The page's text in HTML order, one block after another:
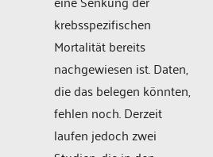
krebsspezifischen
Mortalität bereits
nachgewiesen ist. Daten,
die das belegen könnten,
fehlen noch. Derzeit
laufen jedoch zwei